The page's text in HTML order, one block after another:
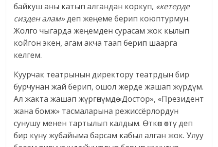
байкуш аны катып алгандан коркуп, «кетерде
сизден алам»деп жеӊеме берип коюптурмун.
Жолго чыгарда жеӊемден сурасам жок кылып
койгон экен, агам акча таап берип шаарга
келгем.
Куурчак театрынын директору театрдын бир
бурчунан жай берип, ошол жерде жашап жүрдүм.
Ал жакта жашап жүргөнүмдө «Достор», «Президент
жана бомж» тасмаларына режиссёрлордун
сунушу менен тартылып калдым. Өткөн өттү деп
бир күнү жубайыма барсам кабыл алган жок. Улуу